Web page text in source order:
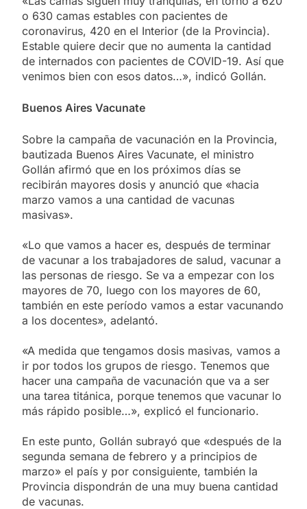
o 630 camas estables con pacientes de
coronavirus, 420 en el Interior (de la Provincia).
Estable quiere decir que no aumenta la cantidad
de internados con pacientes de COVID-19. Así que
venimos bien con esos datos…», indicó Gollán.
Buenos Aires Vacunate
Sobre la campaña de vacunación en la Provincia,
bautizada Buenos Aires Vacunate, el ministro
Gollán afirmó que en los próximos días se
recibirán mayores dosis y anunció que «hacia
marzo vamos a una cantidad de vacunas
masivas».
«Lo que vamos a hacer es, después de terminar
de vacunar a los trabajadores de salud, vacunar a
las personas de riesgo. Se va a empezar con los
mayores de 70, luego con los mayores de 60,
también en este período vamos a estar vacunando
a los docentes», adelantó.
«A medida que tengamos dosis masivas, vamos a
ir por todos los grupos de riesgo. Tenemos que
hacer una campaña de vacunación que va a ser
una tarea titánica, porque tenemos que vacunar lo
más rápido posible…», explicó el funcionario.
En este punto, Gollán subrayó que «después de la
segunda semana de febrero y a principios de
marzo» el país y por consiguiente, también la
Provincia dispondrán de una muy buena cantidad
de vacunas.